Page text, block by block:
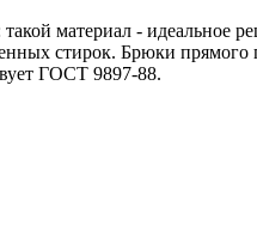
материал - идеальное
стирок. Брюки
ГОСТ 9897-88.